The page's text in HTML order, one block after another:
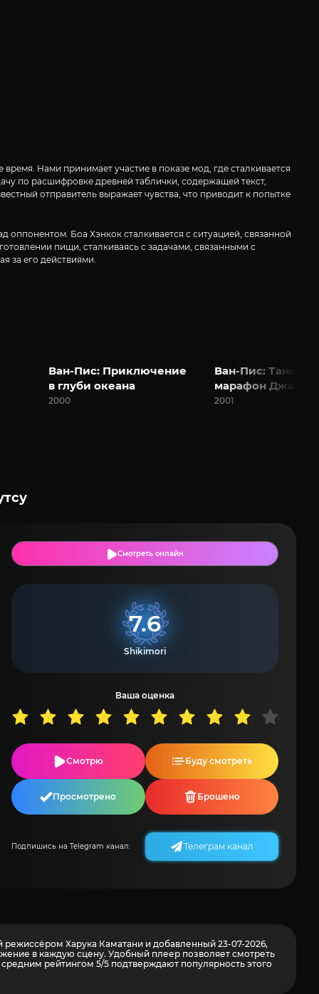
Нами принимает участие в показе мод, где сталкивается
по расшифровке древней таблички, содержащей текст,
отправитель выражает чувства, что приводит к попытке
Боа Хэнкок сталкивается с ситуацией, связанной
пищи, сталкиваясь с задачами, связанными с
за его действиями.
Ван-Пис: Приключение
в глуби океана
2000
Ван-Пис:
марафон Джанго
2001
Смотреть онлайн
7.6
Shikimori
Ваша оценка
Смотрю Буду смотреть
Просмотрено Брошено
Подпишись на Telegram канал: Телеграм канал
Харука Каматани и добавленный 23-07-2026,
в каждую сцену. Удобный плеер позволяет смотреть
рейтингом 5/5 подтверждают популярность этого